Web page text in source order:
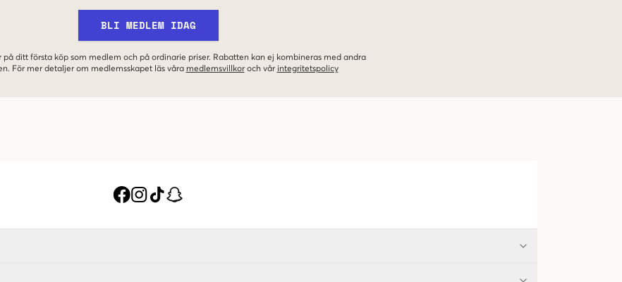
BLI MEDLEM IDAG
på ditt första köp som medlem och på ordinarie priser. Rabatten kan ej kombineras med andra
För mer detaljer om medlemsskapet läs våra medlemsvillkor och vår integritetspolicy